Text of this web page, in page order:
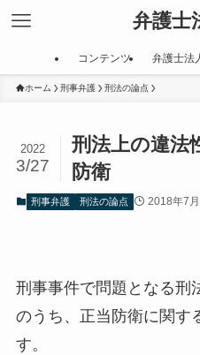
弁護士
コンテンツ 弁護士法
ホーム 刑事弁護 刑法の論点
刑法上の違法
防衛
2022
3/27
刑事弁護 刑法の論点 2018年7
刑事事件で問題となる刑
のうち、正当防衛に関す
す。